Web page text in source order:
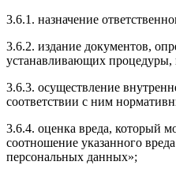
3.6.1. назначение
3.6.2. издание документов,
устанавливающих процедуры,
3.6.3. осуществление
соответствии с ним
3.6.4. оценка вреда, который
соотношение указанного
персональных данных»;